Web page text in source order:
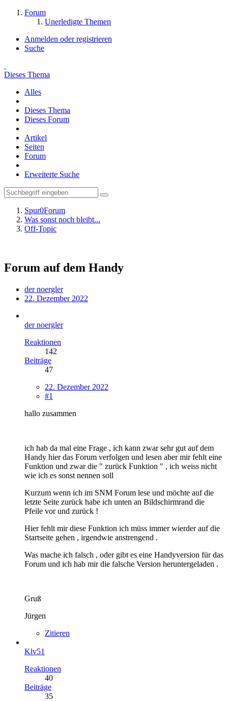
Forum
Unerledigte Themen
Anmelden oder registrieren
Suche
Dieses Thema
Alles
Dieses Thema
Dieses Forum
Artikel
Seiten
Forum
Erweiterte Suche
Spur0Forum
Was sonst noch bleibt...
Off-Topic
Forum auf dem Handy
der noergler
22. Dezember 2022
der noergler
Reaktionen
142
Beiträge
47
22. Dezember 2022
#1
hallo zusammen
ich hab da mal eine Frage , ich kann zwar sehr gut auf dem
Handy hier das Forum verfolgen und lesen aber mir fehlt eine
Funktion und zwar die " zurück Funktion " , ich weiss nicht
wie ich es sonst nennen soll
Kurzum wenn ich im SNM Forum lese und möchte auf die
letzte Seite zurück habe ich unten an Bildschirmrand die
Pfeile vor und zurück !
Hier fehlt mir diese Funktion ich müss immer wierder auf die
Startseite gehen , irgendwie anstrengend .
Was mache ich falsch , oder gibt es eine Handyversion für das
Forum und ich hab mir die falsche Version heruntergeladen .
Gruß
Jürgen
Zitieren
Klv51
Reaktionen
40
Beiträge
35